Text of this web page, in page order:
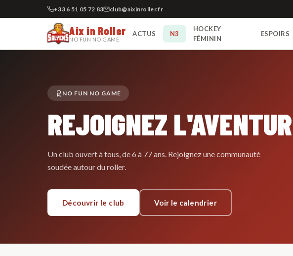
+33 6 51 05 72 83 club@aixinroller.fr
Aix in Roller
NO FUN NO GAME
ACTUS N3
HOCKEY
FÉMININ
ESPOIRS
NO FUN NO GAME
REJOIGNEZ
Un club ouvert à tous, de 6 à 77 ans. Rejoignez une communauté
soudée autour du roller.
Découvrir le club Voir le calendrier